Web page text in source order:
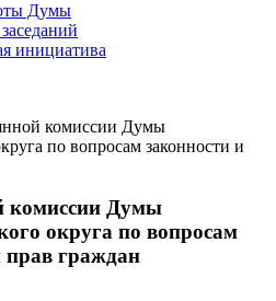
Думы
инициатива
комиссии Думы
по вопросам законности и
комиссии Думы
округа по вопросам
прав граждан